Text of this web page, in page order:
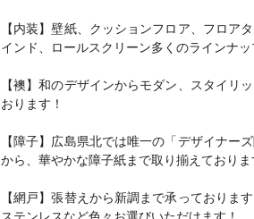
【内装】壁紙、クッションフロア、フロア
インド、ロールスクリーン多くのラインナ
【襖】和のデザインからモダン、スタイリ
おります！
【障子】広島県北では唯一の「デザイナー
から、華やかな障子紙まで取り揃えておりま
【網戸】張替えから新調まで承っておりま
ステンレスなど色々お選びいただけます！